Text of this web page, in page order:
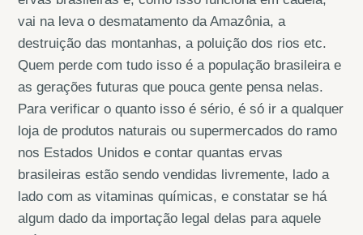
vai na leva o desmatamento da Amazônia, a
destruição das montanhas, a poluição dos rios etc.
Quem perde com tudo isso é a população brasileira e
as gerações futuras que pouca gente pensa nelas.
Para verificar o quanto isso é sério, é só ir a qualquer
loja de produtos naturais ou supermercados do ramo
nos Estados Unidos e contar quantas ervas
brasileiras estão sendo vendidas livremente, lado a
lado com as vitaminas químicas, e constatar se há
algum dado da importação legal delas para aquele